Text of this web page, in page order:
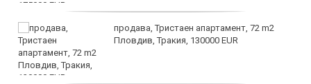
продава, Тристаен апартамент, 72 m2
Пловдив, Тракия, 130000 EUR